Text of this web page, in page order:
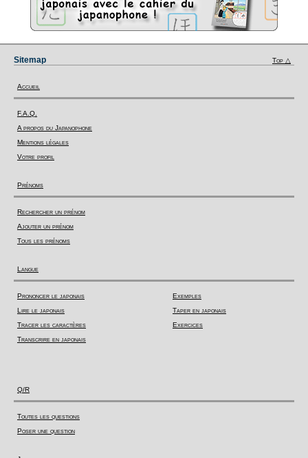
Sitemap Top △
Accueil
F.A.Q.
A propos du Japanophone
Mentions légales
Votre profil
Prénoms
Rechercher un prénom
Ajouter un prénom
Tous les prénoms
Langue
Prononcer le japonais
Lire le japonais
Tracer les caractères
Transcrire en japonais
Exemples
Taper en japonais
Exercices
Q/R
Toutes les questions
Poser une question